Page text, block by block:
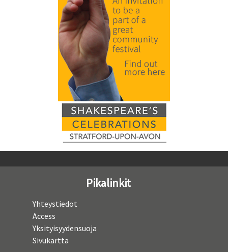
Pikalinkit
Yhteystiedot
Access
Yksityisyydensuoja
Sivukartta